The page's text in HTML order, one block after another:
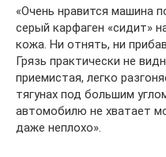
«Очень нравится машина
серый карфаген «сидит»
кожа. Ни отнять, ни
Грязь практически не
приемистая, легко
тягунах под большим
автомобилю не хватает
даже неплохо».